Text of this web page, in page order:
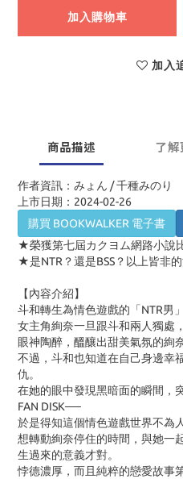
加入購物車
加入
商品描述 了解
作者資訊：みょん / 千種みのり
上市日期：2024-02-26
購買 BOOKWALKER 電子書
★榮獲第七屆カクヨム網路小說
★是NTR ？還是BSS ？以上皆非
【內容介紹】
斗和轉生為情色遊戲的「NTR男
女主角絢奈一旦跟斗和兩人獨處
眼神陶醉，醞釀出甜美氣氛的
不過，斗和也知道在自己身邊幸
仇。
在她的眼中發現黑暗面的瞬間，
FAN DISK──
於是得知這個情色遊戲世界不為
想轉動絢奈停住的時間，與她一
生過來的意義才對。
悖德濃厚，而且純粹的戀愛故事